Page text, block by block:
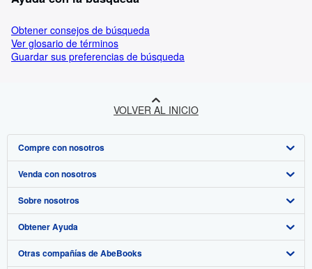
Obtener consejos de búsqueda
Ver glosario de términos
Guardar sus preferencias de búsqueda
VOLVER AL INICIO
Compre con nosotros
Búsqueda avanzada
Colecciones
Mi cuenta
Mis pedidos
Venda con nosotros
Comenzar a vender
Únase a nuestro programa de afiliados
Recomiende un vendedor
Sobre nosotros
Sobre IberLibro
Medios
Obtener Ayuda
Preguntas frecuentes y guías
Otras compañías de AbeBooks